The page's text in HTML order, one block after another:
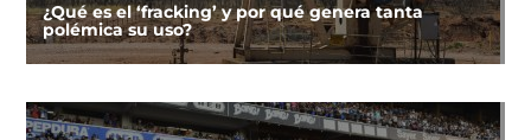
¿Qué es el ‘fracking’ y por qué genera tanta
polémica su uso?